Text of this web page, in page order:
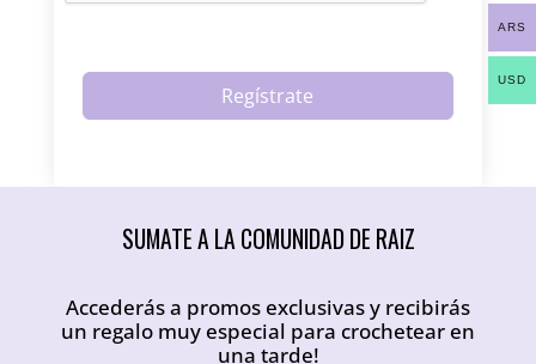
Regístrate
SUMATE A LA COMUNIDAD DE RAIZ
Accederás a promos exclusivas y recibirás
un regalo muy especial para crochetear en
una tarde!
ARS
USD